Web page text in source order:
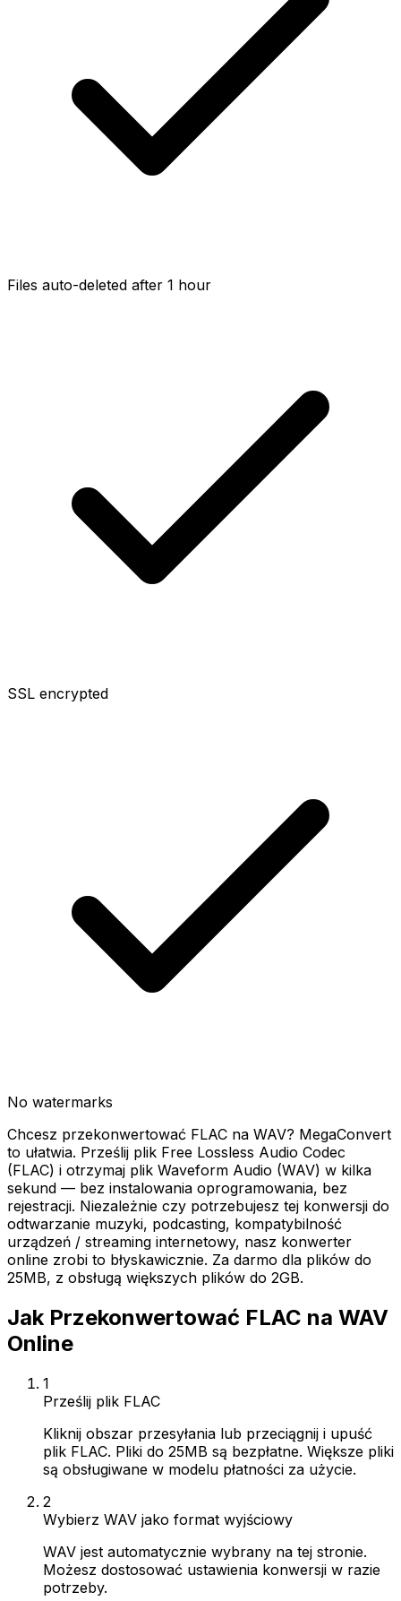
Files auto-deleted after 1 hour
SSL encrypted
No watermarks
Chcesz przekonwertować FLAC na WAV? MegaConvert
to ułatwia. Prześlij plik Free Lossless Audio Codec
(FLAC) i otrzymaj plik Waveform Audio (WAV) w kilka
sekund — bez instalowania oprogramowania, bez
rejestracji. Niezależnie czy potrzebujesz tej konwersji do
odtwarzanie muzyki, podcasting, kompatybilność
urządzeń / streaming internetowy, nasz konwerter
online zrobi to błyskawicznie. Za darmo dla plików do
25MB, z obsługą większych plików do 2GB.
Jak Przekonwertować FLAC na WAV
Online
1
Prześlij plik FLAC
Kliknij obszar przesyłania lub przeciągnij i upuść
plik FLAC. Pliki do 25MB są bezpłatne. Większe pliki
są obsługiwane w modelu płatności za użycie.
2
Wybierz WAV jako format wyjściowy
WAV jest automatycznie wybrany na tej stronie.
Możesz dostosować ustawienia konwersji w razie
potrzeby.